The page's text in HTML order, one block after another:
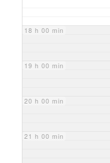
18 h 00 min
19 h 00 min
20 h 00 min
21 h 00 min